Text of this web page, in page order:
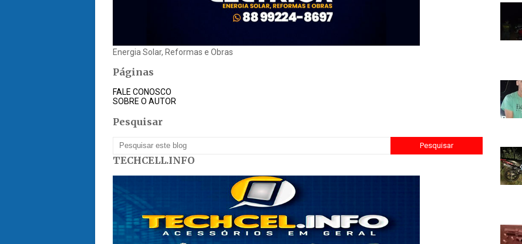
Energia Solar, Reformas e Obras
Páginas
FALE CONOSCO
SOBRE O AUTOR
Pesquisar
TECHCELL.INFO